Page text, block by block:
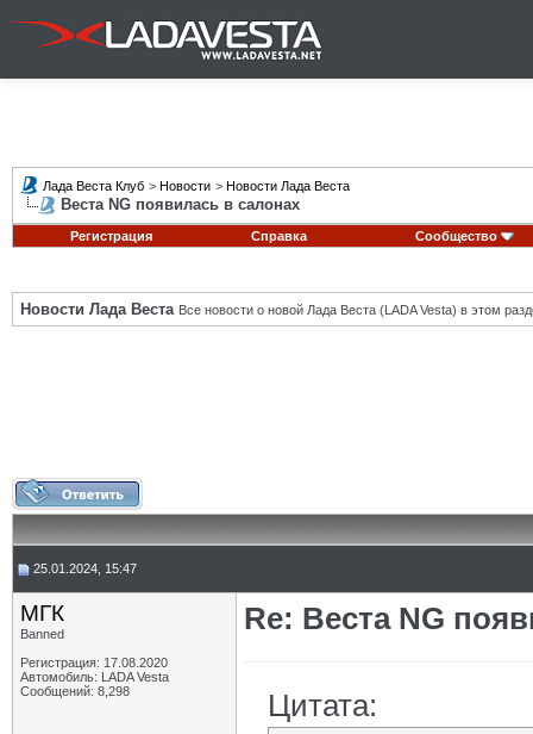
Лада Веста Клуб > Новости > Новости Лада Веста
Веста NG появилась в салонах
Регистрация Справка Сообщество
Новости Лада Веста Все новости о новой Лада Веста (LADA Vesta) в этом
25.01.2024, 15:47
МГК
Banned
Регистрация: 17.08.2020
Автомобиль: LADA Vesta
Сообщений: 8,298
Re: Веста NG
Цитата: